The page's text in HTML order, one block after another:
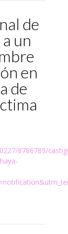
de
un
en
de
8786789/